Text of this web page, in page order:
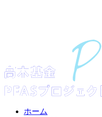
ホーム